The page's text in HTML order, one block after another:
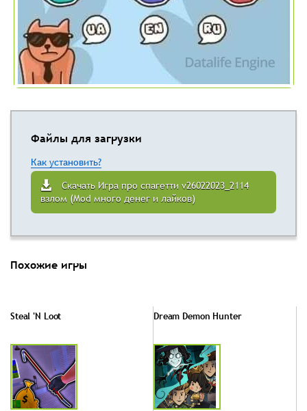
Файлы для загрузки
Как установить?
Скачать Игра про спагетти v26022023_2114
взлом (Mod много денег и лайков)
Похожие игры
Steal 'N Loot Dream Demon Hunter